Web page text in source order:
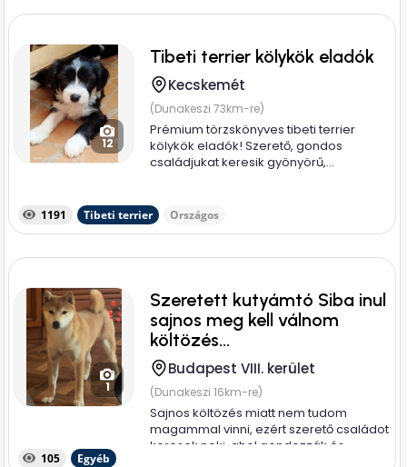
12
Tibeti terrier kölykök eladók
Kecskemét
(Dunakeszi 73km-re)
Prémium törzskönyves tibeti terrier
kölykök eladók! Szerető, gondos
családjukat keresik gyönyörű,...
1191 Tibeti terrier Országos
1
Szeretett kutyámtó Siba inul
sajnos meg kell válnom
költözés...
Budapest VIII. kerület
(Dunakeszi 16km-re)
Sajnos költözés miatt nem tudom
magammal vinni, ezért szerető családot
keresek neki, ahol gondozzák és
105 Egyéb